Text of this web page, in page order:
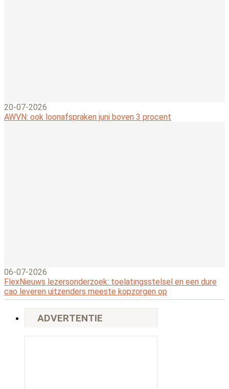
20-07-2026
AWVN: ook loonafspraken juni boven 3 procent
06-07-2026
FlexNieuws lezersonderzoek: toelatingsstelsel en een dure
cao leveren uitzenders meeste kopzorgen op
ADVERTENTIE